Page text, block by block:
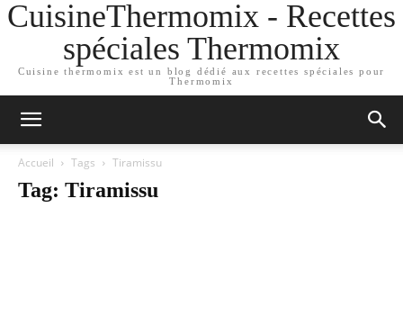
CuisineThermomix - Recettes
spéciales Thermomix
Cuisine thermomix est un blog dédié aux recettes spéciales pour
Thermomix
Accueil Tags Tiramissu
Tag: Tiramissu